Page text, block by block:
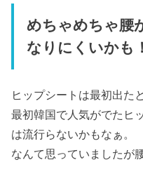
めちゃめちゃ腰
なりにくいかも！
ヒップシートは最初出た
最初韓国で人気がでたヒ
は流行らないかもなぁ。
なんて思っていましたが